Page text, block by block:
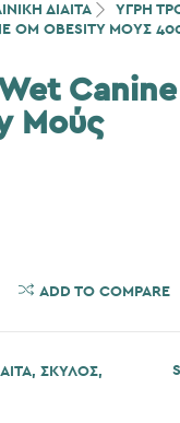
ΔΙΑΙΤΑ
ΥΓΡΗ
OM OBESITY ΜΟΎΣ
Canine
Μούς
ADD TO COMPARE
, ΣΚΎΛΟΣ,